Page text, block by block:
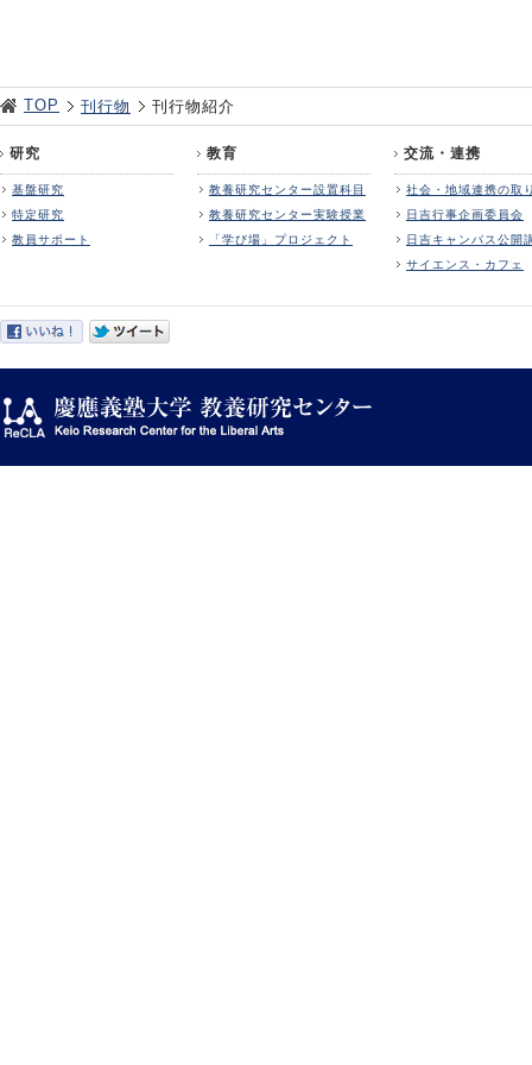
TOP 刊行物 刊行物紹介
研究
基盤研究
特定研究
教員サポート
教育
教養研究センター設置科目
教養研究センター実験授業
「学び場」プロジェクト
交流・連携
社会・地域連携の取
日吉行事企画委員会
日吉キャンパス公開
サイエンス・カフェ